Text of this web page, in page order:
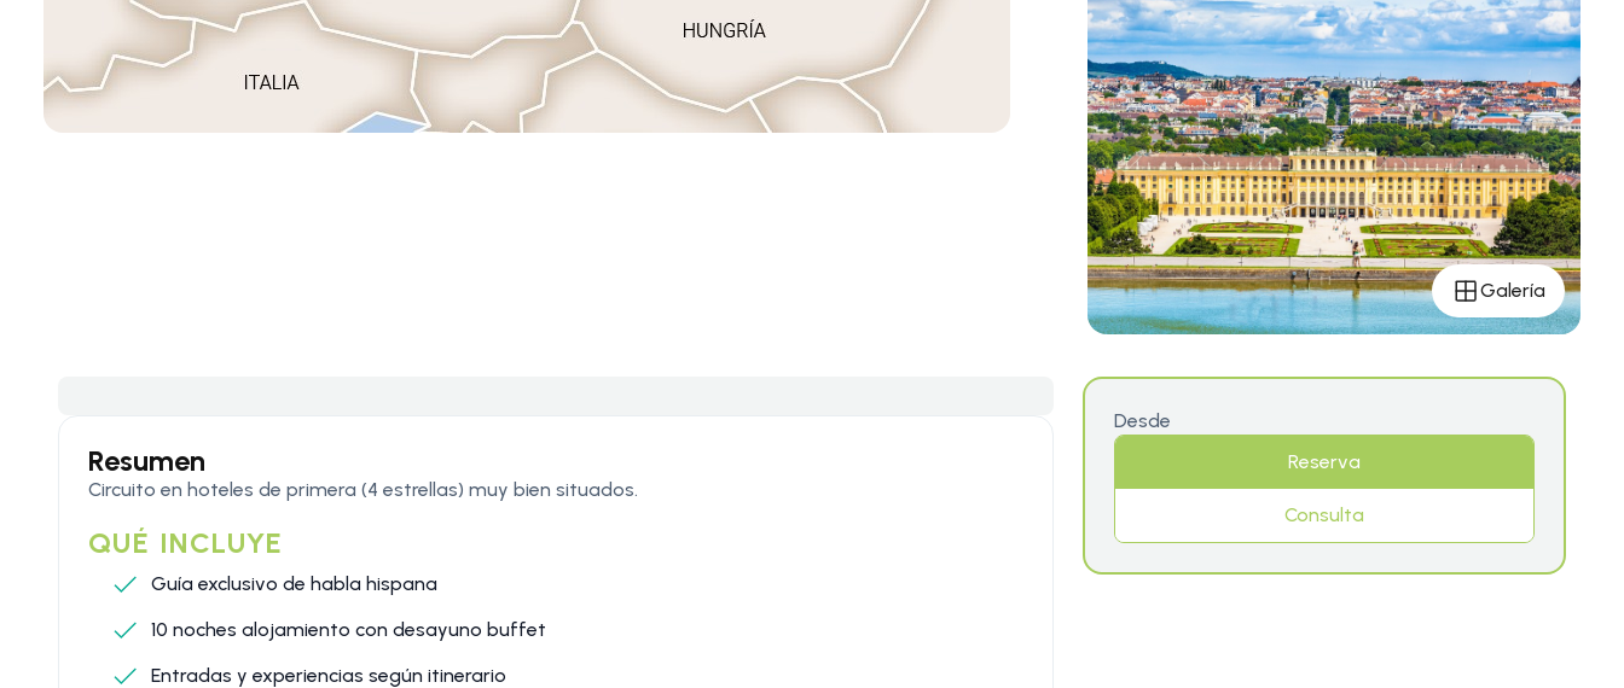
Galería
Resumen
Circuito en hoteles de primera (4 estrellas) muy bien situados.
QUÉ INCLUYE
Guía exclusivo de habla hispana
10 noches alojamiento con desayuno buffet
Entradas y experiencias según itinerario
Desde
Reserva
Consulta